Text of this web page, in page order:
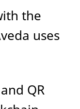
the
uses
QR